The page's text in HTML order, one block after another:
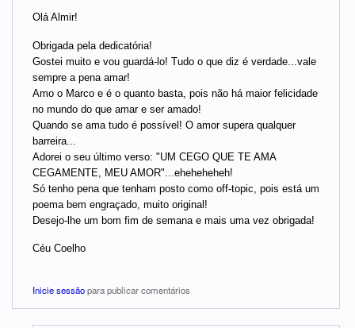
Olá Almir!
Obrigada pela dedicatória!
Gostei muito e vou guardá-lo! Tudo o que diz é verdade...vale
sempre a pena amar!
Amo o Marco e é o quanto basta, pois não há maior felicidade
no mundo do que amar e ser amado!
Quando se ama tudo é possível! O amor supera qualquer
barreira...
Adorei o seu último verso: "UM CEGO QUE TE AMA
CEGAMENTE, MEU AMOR"...eheheheheh!
Só tenho pena que tenham posto como off-topic, pois está um
poema bem engraçado, muito original!
Desejo-lhe um bom fim de semana e mais uma vez obrigada!
Céu Coelho
Inicie sessãopara publicar comentários